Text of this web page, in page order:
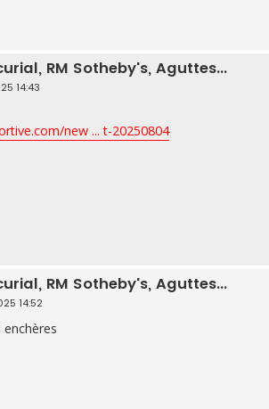
RM Sotheby's, Aguttes...
14:43
new ... t-20250804
RM Sotheby's, Aguttes...
14:52